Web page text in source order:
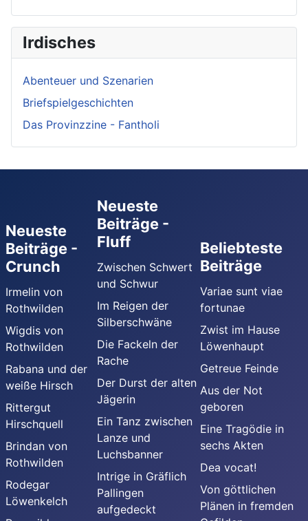
Irdisches
Abenteuer und Szenarien
Briefspielgeschichten
Das Provinzzine - Fantholi
Neueste
Beiträge -
Crunch
Irmelin von
Rothwilden
Wigdis von
Rothwilden
Rabana und der
weiße Hirsch
Rittergut
Hirschquell
Brindan von
Rothwilden
Rodegar
Löwenkelch
Neueste
Beiträge -
Fluff
Zwischen Schwert
und Schwur
Im Reigen der
Silberschwäne
Die Fackeln der
Rache
Der Durst der alten
Jägerin
Ein Tanz zwischen
Lanze und
Luchsbanner
Intrige in Gräflich
Pallingen
aufgedeckt
Beliebteste
Beiträge
Variae sunt viae
fortunae
Zwist im Hause
Löwenhaupt
Getreue Feinde
Aus der Not
geboren
Eine Tragödie in
sechs Akten
Dea vocat!
Von göttlichen
Plänen in fremden